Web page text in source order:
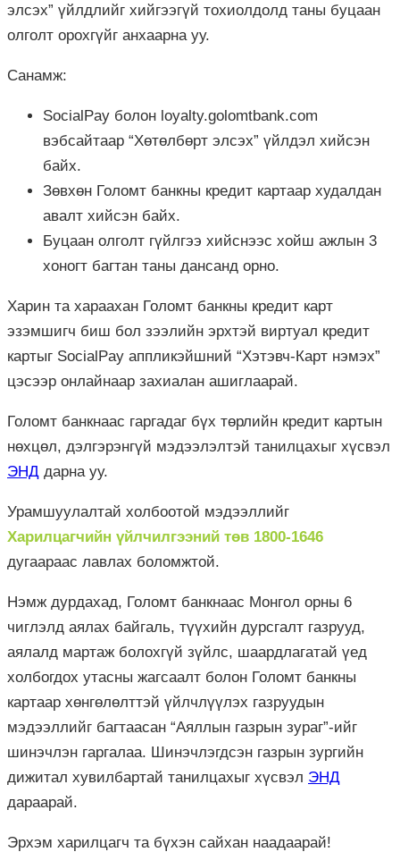
элсэх” үйлдлийг хийгээгүй тохиолдолд таны буцаан
олголт орохгүйг анхаарна уу.
Санамж:
SocialPay болон loyalty.golomtbank.com
вэбсайтаар “Хөтөлбөрт элсэх” үйлдэл хийсэн
байх.
Зөвхөн Голомт банкны кредит картаар худалдан
авалт хийсэн байх.
Буцаан олголт гүйлгээ хийснээс хойш ажлын 3
хоногт багтан таны дансанд орно.
Харин та хараахан Голомт банкны кредит карт
эзэмшигч биш бол зээлийн эрхтэй виртуал кредит
картыг SocialPay аппликэйшний “Хэтэвч-Карт нэмэх”
цэсээр онлайнаар захиалан ашиглаарай.
Голомт банкнаас гаргадаг бүх төрлийн кредит картын
нөхцөл, дэлгэрэнгүй мэдээлэлтэй танилцахыг хүсвэл
ЭНД дарна уу.
Урамшуулалтай холбоотой мэдээллийг
Харилцагчийн үйлчилгээний төв 1800-1646
дугаараас лавлах боломжтой.
Нэмж дурдахад, Голомт банкнаас Монгол орны 6
чиглэлд аялах байгаль, түүхийн дурсгалт газрууд,
аялалд мартаж болохгүй зүйлс, шаардлагатай үед
холбогдох утасны жагсаалт болон Голомт банкны
картаар хөнгөлөлттэй үйлчлүүлэх газруудын
мэдээллийг багтаасан “Аяллын газрын зураг”-ийг
шинэчлэн гаргалаа. Шинэчлэгдсэн газрын зургийн
дижитал хувилбартай танилцахыг хүсвэл ЭНД
дараарай.
Эрхэм харилцагч та бүхэн сайхан наадаарай!